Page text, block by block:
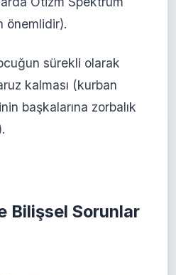
önemlidir).
sürekli olarak
kalması (kurban
başkalarına zorbalık
Bilişsel Sorunlar